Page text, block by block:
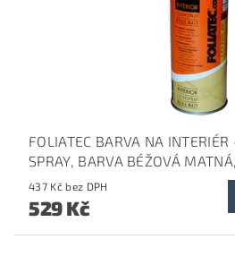
FOLIATEC BARVA NA INTERIÉR
SPRAY, BARVA BÉŽOVÁ
437 Kč bez DPH
529 Kč